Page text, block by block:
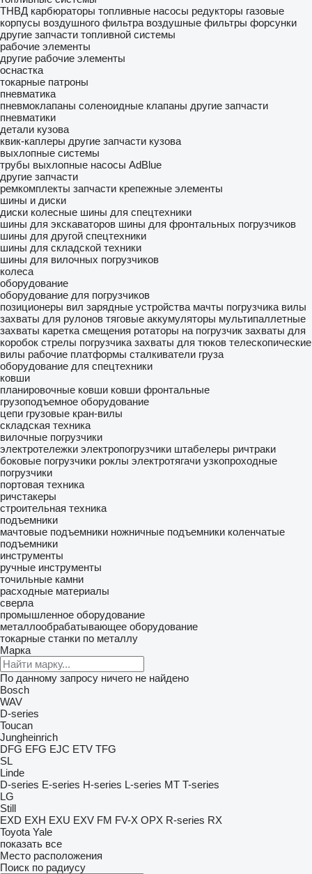
ТНВД карбюраторы топливные насосы редукторы газовые
корпусы воздушного фильтра воздушные фильтры форсунки
другие запчасти топливной системы
рабочие элементы
другие рабочие элементы
оснастка
токарные патроны
пневматика
пневмоклапаны соленоидные клапаны другие запчасти
пневматики
детали кузова
квик-каплеры другие запчасти кузова
выхлопные системы
трубы выхлопные насосы AdBlue
другие запчасти
ремкомплекты запчасти крепежные элементы
шины и диски
диски колесные шины для спецтехники
шины для экскаваторов шины для фронтальных погрузчиков
шины для другой спецтехники
шины для складской техники
шины для вилочных погрузчиков
колеса
оборудование
оборудование для погрузчиков
позиционеры вил зарядные устройства мачты погрузчика вилы
захваты для рулонов тяговые аккумуляторы мультипаллетные
захваты каретка смещения ротаторы на погрузчик захваты для
коробок стрелы погрузчика захваты для тюков телескопические
вилы рабочие платформы сталкиватели груза
оборудование для спецтехники
ковши
планировочные ковши ковши фронтальные
грузоподъемное оборудование
цепи грузовые кран-вилы
складская техника
вилочные погрузчики
электротележки электропогрузчики штабелеры ричтраки
боковые погрузчики роклы электротягачи узкопроходные
погрузчики
портовая техника
ричстакеры
строительная техника
подъемники
мачтовые подъемники ножничные подъемники коленчатые
подъемники
инструменты
ручные инструменты
точильные камни
расходные материалы
сверла
промышленное оборудование
металлообрабатывающее оборудование
токарные станки по металлу
Марка
По данному запросу ничего не найдено
Bosch
WAV
D-series
Toucan
Jungheinrich
DFG EFG EJC ETV TFG
SL
Linde
D-series E-series H-series L-series MT T-series
LG
Still
EXD EXH EXU EXV FM FV-X OPX R-series RX
Toyota Yale
показать все
Место расположения
Поиск по радиусу